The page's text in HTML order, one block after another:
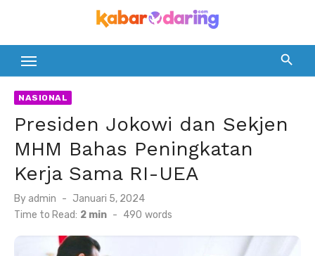
content
NASIONAL
Presiden Jokowi dan Sekjen
MHM Bahas Peningkatan
Kerja Sama RI-UEA
By admin
Posted
on
Januari 5, 2024
Time to Read: 2 min - 490 words